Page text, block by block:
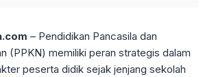
– Pendidikan Pancasila dan
(PPKN) memiliki peran strategis dalam
peserta didik sejak jenjang sekolah